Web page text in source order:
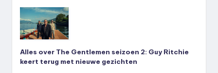
Alles over The Gentlemen seizoen 2: Guy Ritchie
keert terug met nieuwe gezichten